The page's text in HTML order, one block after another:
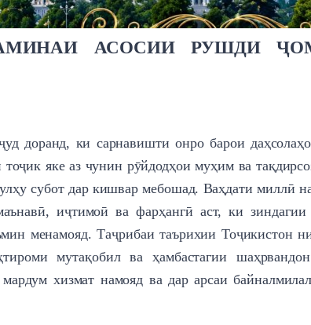
АСОСИИ РУШДИ
доранд, ки сарнавишти онро барои
яке аз чунин рӯйдодҳои муҳим ва
субот дар кишвар мебошад. Ваҳдати миллӣ
иҷтимоӣ ва фарҳангӣ аст, ки зиндагии
менамояд. Таҷрибаи таърихии Тоҷикистон
мутақобил ва ҳамбастагии
хизмат намояд ва дар арсаи